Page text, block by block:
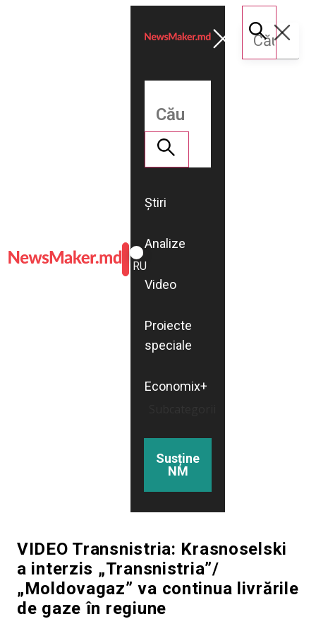
ROMÂNĂ
RU
Știri
Analize
Video
Proiecte
speciale
Economix+
Susține
NM
VIDEO Transnistria: Krasnoselski
a interzis „Transnistria”/
„Moldovagaz” va continua livrările
de gaze în regiune